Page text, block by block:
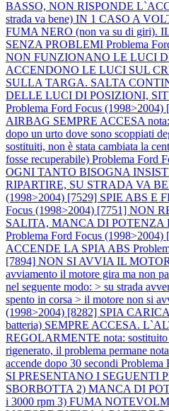
BASSO, NON RISPONDE
strada va bene) IN 1 CASO A
FUMA NERO (non va su di giri).
SENZA PROBLEMI Problema
NON FUNZIONANO LE LUCI
ACCENDONO LE LUCI SUL
SULLA TARGA. SALTA
DELLE LUCI DI POSIZIONI,
Problema Ford Focus
AIRBAG SEMPRE ACCESA nota:
dopo un urto dove sono scoppiati
sostituiti, non è stata cambiata la
fosse recuperabile) Problema Ford
OGNI TANTO BISOGNA
RIPARTIRE, SU STRADA VA
(1998>2004) [7529] SPIE ABS E
Focus (1998>2004) [7751] NON
SALITA, MANCA DI POTENZA
Problema Ford Focus
ACCENDE LA SPIA ABS
[7894] NON SI AVVIA IL
avviamento il motore gira ma non
nel seguente modo: > su strada
spento in corsa > il motore non si
(1998>2004) [8282] SPIA
batteria) SEMPRE ACCESA.
REGOLARMENTE nota: sostituito
rigenerato, il problema permane
accende dopo 30 secondi Problema
SI PRESENTANO I SEGUENTI
SBORBOTTA 2) MANCA DI
i 3000 rpm 3) FUMA